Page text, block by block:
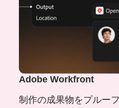
Adobe Workfront
制作の成果物をプルー